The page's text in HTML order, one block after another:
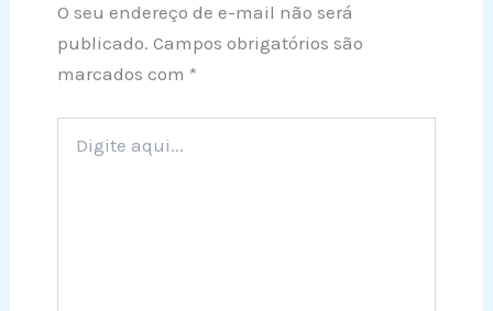
O seu endereço de e-mail não será
publicado. Campos obrigatórios são
marcados com *
aqui...